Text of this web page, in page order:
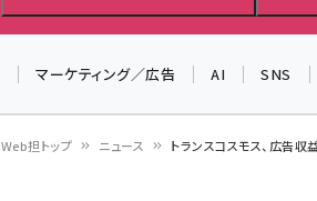
マーケティング／広告 AI SNS
Web担トップ ニュース トランスコスモス、広告
▼